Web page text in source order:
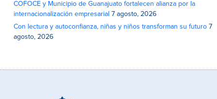
COFOCE y Municipio de Guanajuato fortalecen alianza por la
internacionalización empresarial 7 agosto, 2026
Con lectura y autoconfianza, niñas y niños transforman su futuro 7
agosto, 2026